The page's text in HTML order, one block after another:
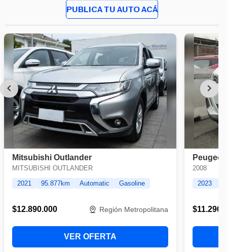
PUBLICA TU AUTO ACÁ